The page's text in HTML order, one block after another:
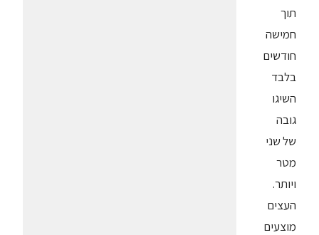
תוך
חמישה
חודשים
בלבד
השיגו
גובה
של שני
מטר
ויותר.
העצים
מוצעים